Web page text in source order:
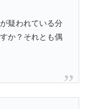
疑われている分
か？それとも偶